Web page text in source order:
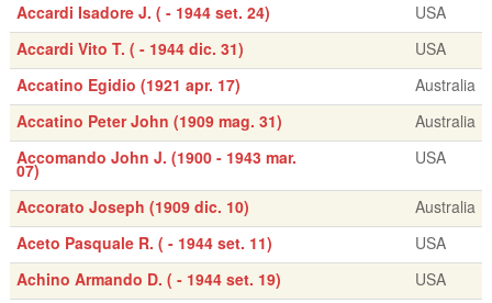
Accardi Isadore J. ( - 1944 set. 24)
USA
Accardi Vito T. ( - 1944 dic. 31)
USA
Accatino Egidio (1921 apr. 17)
Australia
Accatino Peter John (1909 mag. 31)
Australia
Accomando John J. (1900 - 1943 mar.
07)
USA
Accorato Joseph (1909 dic. 10)
Australia
Aceto Pasquale R. ( - 1944 set. 11)
USA
Achino Armando D. ( - 1944 set. 19)
USA